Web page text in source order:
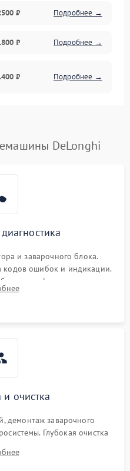
₽ Подробнее →
₽ Подробнее →
₽ Подробнее →
Подробнее →
DeLonghi
и заварочного блока.
кодов ошибок и индикации.
и кофемолки на слух.
воды для выявления
и очистка
демонтаж заварочного
Глубокая очистка
масел, жмыха и накипи.
фильтров с использованием